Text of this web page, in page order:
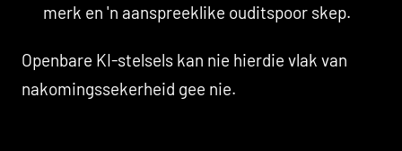
merk en 'n aanspreeklike ouditspoor skep.
Openbare KI-stelsels kan nie hierdie vlak van
nakomingssekerheid gee nie.